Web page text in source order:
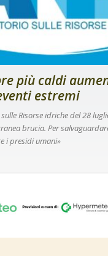
più caldi
estremi
Risorse idriche del 28
brucia. Per
i presidi umani»